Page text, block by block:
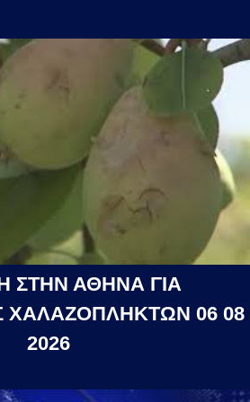
ΣΤΗΝ ΑΘΗΝΑ ΓΙΑ
ΧΑΛΑΖΟΠΛΗΚΤΩΝ 06 08
2026